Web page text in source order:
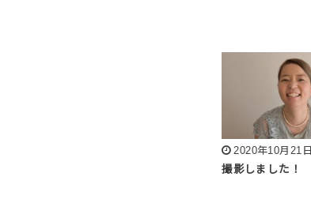
2020年10月21日
撮影しました！